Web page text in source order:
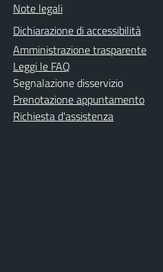
Note legali
Dichiarazione di accessibilità
Amministrazione trasparente
Leggi le FAQ
Segnalazione disservizio
Prenotazione appuntamento
Richiesta d'assistenza